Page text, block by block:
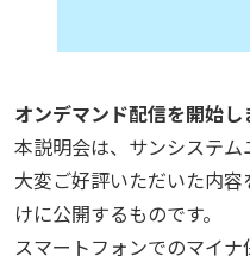
オンデマンド配信を開始し
本説明会は、サンシステ
大変ご好評いただいた内
けに公開するものです。
スマートフォンでのマイナ